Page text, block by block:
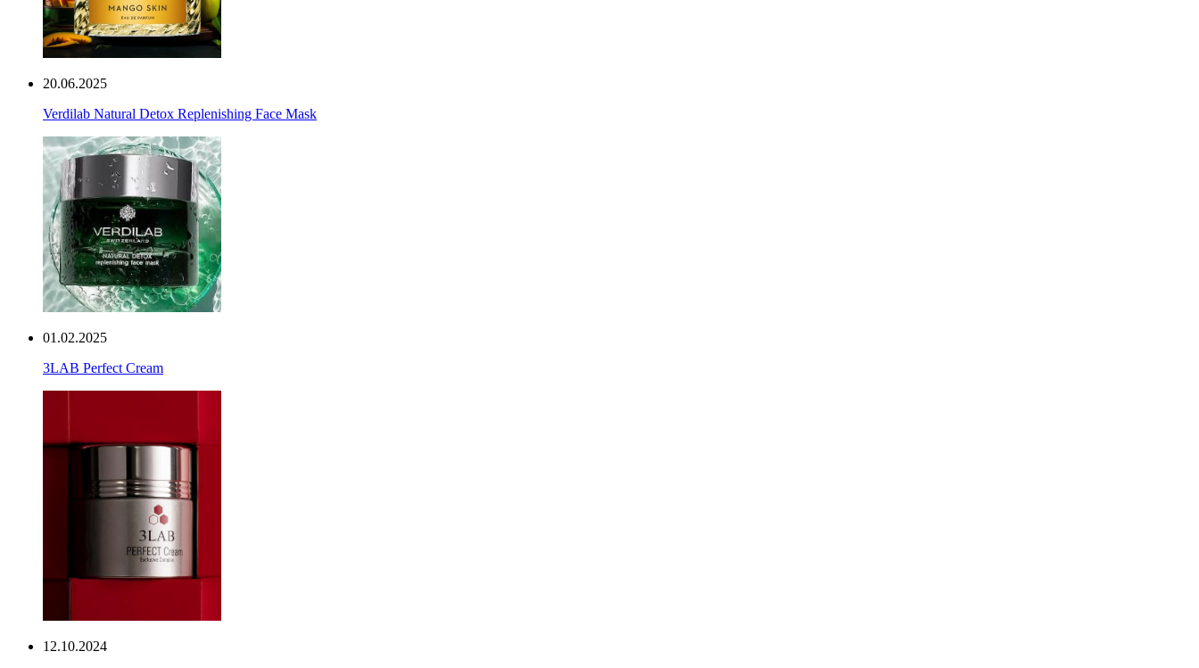
20.06.2025
Verdilab Natural Detox Replenishing Face Mask
01.02.2025
3LAB Perfect Cream
12.10.2024